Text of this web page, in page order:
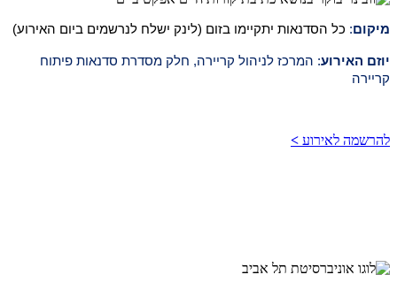
מיקום: כל הסדנאות יתקיימו בזום (לינק ישלח לנרשמים ביום האירוע)
יוזם האירוע: המרכז לניהול קריירה, חלק מסדרת סדנאות פיתוח
קריירה
להרשמה לאירוע >